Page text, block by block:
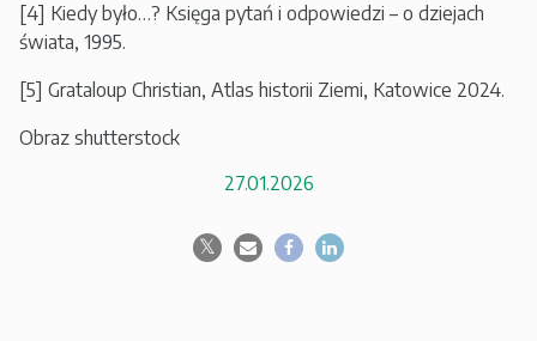
[4] Kiedy było…? Księga pytań i odpowiedzi – o dziejach
świata, 1995.
[5] Grataloup Christian, Atlas historii Ziemi, Katowice 2024.
Obraz shutterstock
27.01.2026